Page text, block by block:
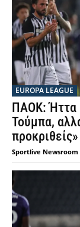
EUROPA LEAGUE
ΠΑΟΚ: Ήττα
Τούμπα,
Sportlive Newsroom